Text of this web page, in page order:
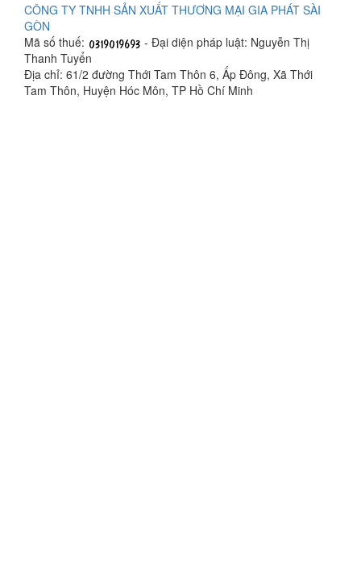
CÔNG TY TNHH SẢN XUẤT THƯƠNG MẠI GIA PHÁT SÀI
GÒN
Mã số thuế:
- Đại diện pháp luật: Nguyễn Thị
Thanh Tuyển
Địa chỉ: 61/2 đường Thới Tam Thôn 6, Ấp Đông, Xã Thới
Tam Thôn, Huyện Hóc Môn, TP Hồ Chí Minh